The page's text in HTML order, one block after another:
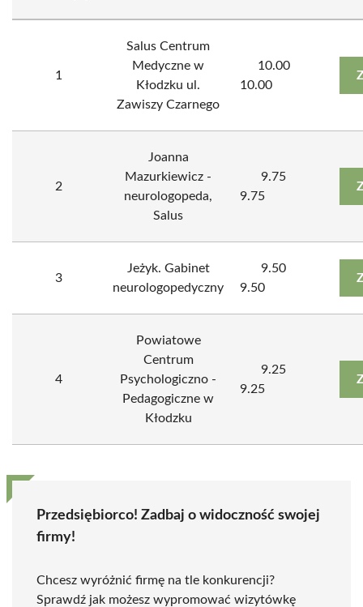
1
Salus Centrum
Medyczne w
Kłodzku ul.
Zawiszy Czarnego
10.00
10.00
2
Joanna
Mazurkiewicz -
neurologopeda,
Salus
9.75
9.75
3
Jeżyk. Gabinet
neurologopedyczny
9.50
9.50
4
Powiatowe
Centrum
Psychologiczno -
Pedagogiczne w
Kłodzku
9.25
9.25
Przedsiębiorco! Zadbaj o widoczność swojej
firmy!
Chcesz wyróżnić firmę na tle konkurencji?
Sprawdź jak możesz wypromować wizytówkę